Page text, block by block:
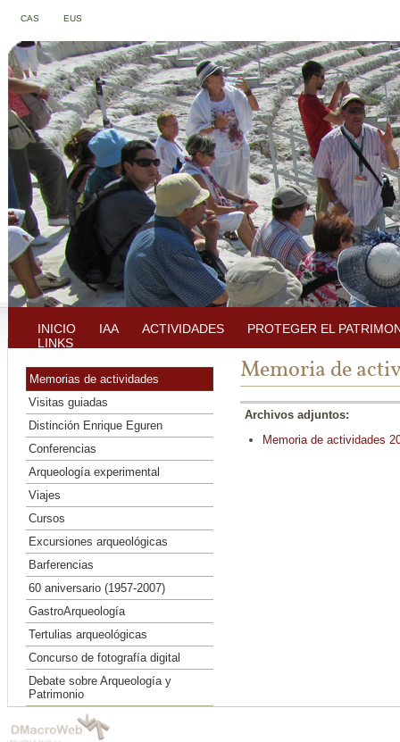
INICIO IAA ACTIVIDADES
PROTEGER EL
LINKS
CAS EUS
Memorias de actividades
Visitas guiadas
Distinción Enrique Eguren
Conferencias
Arqueología experimental
Viajes
Cursos
Excursiones arqueológicas
Barferencias
60 aniversario (1957-2007)
GastroArqueología
Tertulias arqueológicas
Concurso de fotografía digital
Debate sobre Arqueología y
Patrimonio
Memoria de
Archivos adjuntos:
Memoria de actividades